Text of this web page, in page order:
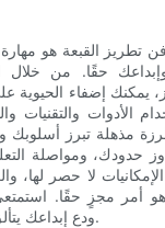
تطريز القبعة هو
حقًا. من خلال
يمكنك إضفاء الحيوية
الأدوات والتقنيات
مذهلة تبرز أسلوبك
حدودك، ومواصلة
لا حصر لها،
أمر مجزٍ حقًا.
ودع إبداعك يتألق من خلال كل غرزة.